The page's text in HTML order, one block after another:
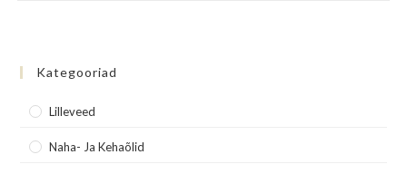
Kategooriad
Lilleveed
Naha- Ja Kehaõlid